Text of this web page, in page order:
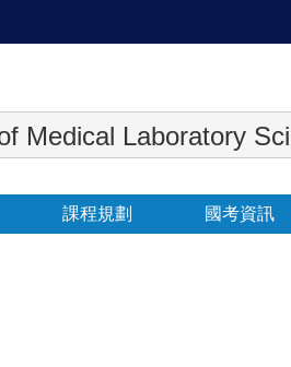
Medical Laboratory
課程規劃 國考資訊